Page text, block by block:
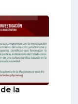
la